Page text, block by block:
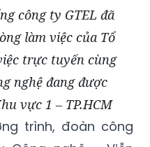
công ty GTEL đã
làm việc của Tổ
trực tuyến cùng
nghệ đang được
vực 1 – TP.HCM
trình, đoàn công